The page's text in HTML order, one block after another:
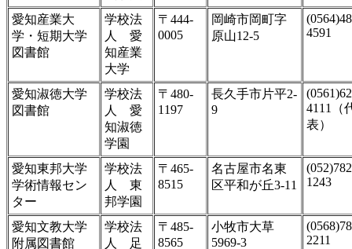
愛知産業大
学・短期大学
図書館
学校法
人 愛
知産業
大学
〒444-
0005
岡崎市岡町字
原山12-5
4591
愛知淑徳大学
図書館
学校法
人 愛
知淑徳
学園
〒480-
1197
長久手市片平2-
9
4111（
表）
愛知東邦大学
学術情報セン
ター
学校法
人 東
邦学園
〒465-
8515
名古屋市名東
区平和が丘3-11
1243
愛知文教大学
附属図書館
学校法
人 足
〒485-
8565
小牧市大草
5969-3
2211